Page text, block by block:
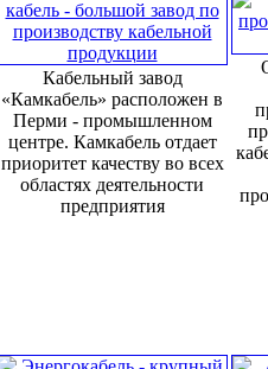
Кабельный завод
«Камкабель» расположен в
Перми - промышленном
центре. Камкабель отдает
приоритет качеству во всех
областях деятельности
предприятия